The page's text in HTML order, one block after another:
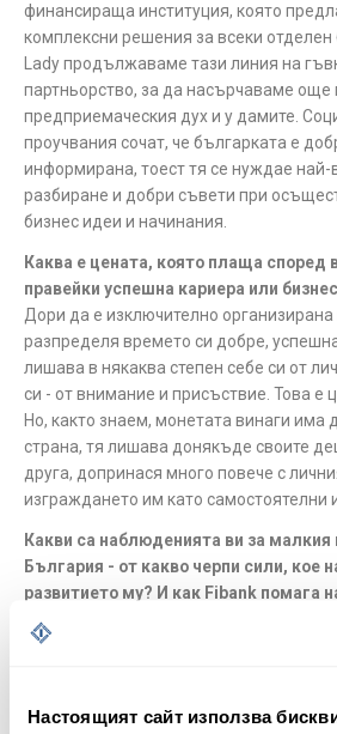
Настоящият сайт използва
финансираща институция, която
комплексни решения за всеки
Lady продължаваме тази линия на
партньорство, за да насърчаваме още
предприемаческия дух и у дамите.
проучвания сочат, че българката е
информирана, тоест тя се нуждае най-
разбиране и добри съвети при
бизнес идеи и начинания.
Каква е цената, която плаща според
правейки успешна кариера или
Дори да е изключително
разпределя времето си добре,
лишава в някаква степен себе си от
си - от внимание и присъствие. Това е
Но, както знаем, монетата винаги има
страна, тя лишава донякъде своите
друга, допринася много повече с
изграждането им като самостоятелни
Какви са наблюденията ви за малкия
България - от какво черпи сили, кое
развитието му? И как Fibank помага
му да надграждат постигнатото и
позициите си?
именно на базата на дългогодишното